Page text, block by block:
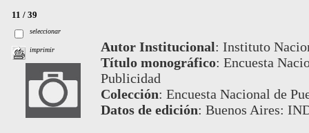
11 / 39
seleccionar
imprimir Autor Institucional: Instituto
Título monográfico: Encuesta
Publicidad
Colección: Encuesta Nacional de
Datos de edición: Buenos Aires: